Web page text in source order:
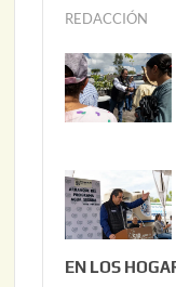
REDACCIÓN
o
s
t
3
,
2
0
EN LOS